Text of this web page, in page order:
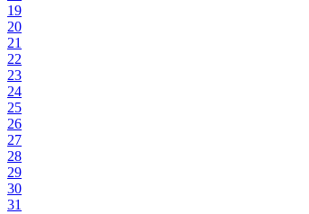
19
20
21
22
23
24
25
26
27
28
29
30
31